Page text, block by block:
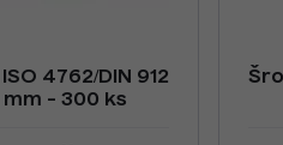
4762/DIN 912
mm - 300 ks